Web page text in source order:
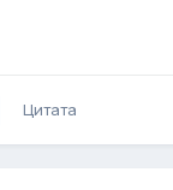
Цитата